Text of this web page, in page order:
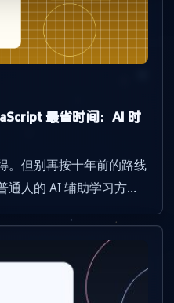
最省时间：AI 时
。但别再按十年前的路线
通人的 AI 辅助学习方